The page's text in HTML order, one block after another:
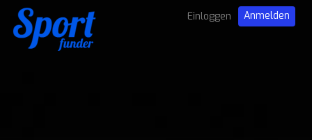
Einloggen Anmelden